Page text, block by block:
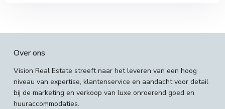
Over ons
Vision Real Estate streeft naar het leveren van een hoog
niveau van expertise, klantenservice en aandacht voor detail
bij de marketing en verkoop van luxe onroerend goed en
huuraccommodaties.